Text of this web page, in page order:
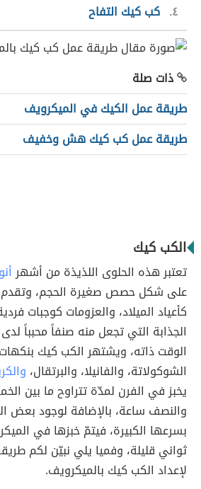
٤ كب كيك التفاح
ذات صلة
طريقة عمل الكيك في الميكرويف
طريقة عمل كب كيك هش وخفيف
الكب كيك
تعتبر هذه الحلوى اللذيذة من أشهر
على شكل حصص صغيرة الحجم، وتقدم
كأعياد الميلاد، والعزومات كوجبات
الجذابة التي تجعل منه صنفاً محبباً
الوقت ذاته، ويشتهر الكب كيك
الشوكولاتة، والفانيلا، والبرتقال،
يخبز في الفرن لمدّة تتراوح ما بين
والنصف ساعة، بالإضافة لوجود بعض
بسرعها الكبيرة، فيتمّ خبزها في
ثواني قليلة، وفميا يلي نبيّن لكم
لإعداد الكب كيك بالميكرويف.